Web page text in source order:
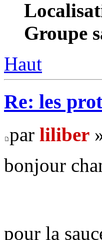
Groupe
Haut
Re: les
par liliber
bonjour
pour la